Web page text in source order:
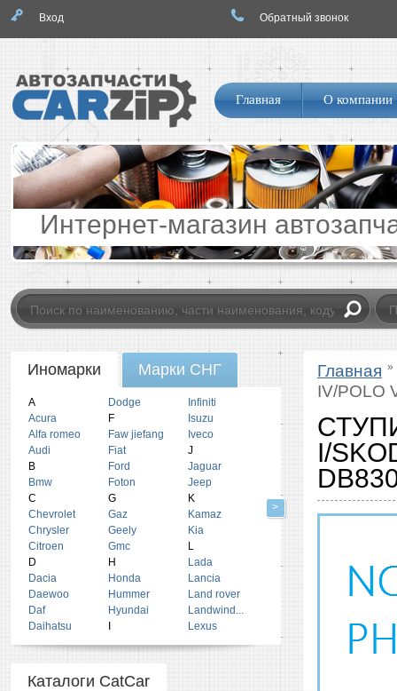
Обратный звонок
Вход
Логотип
Навигация
по
Главная О компании
Интернет-магазин
Catalog
tabИномарки Марки СНГ
>
A
Acura
Alfa romeo
Audi
B
Bmw
C
Chevrolet
Chrysler
Citroen
D
Dacia
Daewoo
Daf
Daihatsu
Dodge
F
Faw jiefang
Fiat
Ford
Foton
G
Gaz
Geely
Gmc
H
Honda
Hummer
Hyundai
Infiniti
Isuzu
Iveco
J
Jaguar
Jeep
K
Kamaz
Kia
L
Lada
Lancia
Land rover
Landwind...
Lexus
Каталоги CatCar
Главная »
IV/POLO
I/